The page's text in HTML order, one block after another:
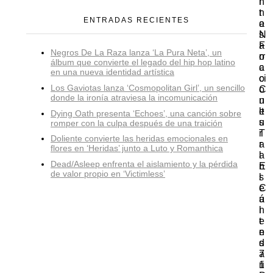
ENTRADAS RECIENTES
Negros De La Raza lanza ‘La Pura Neta’, un
álbum que convierte el legado del hip hop latino
en una nueva identidad artística
Los Gaviotas lanza ‘Cosmopolitan Girl’, un sencillo
donde la ironía atraviesa la incomunicación
Dying Oath presenta ‘Echoes’, una canción sobre
romper con la culpa después de una traición
Doliente convierte las heridas emocionales en
flores en ‘Heridas’ junto a Luto y Romanthica
Dead/Asleep enfrenta el aislamiento y la pérdida
de valor propio en ‘Victimless’
n
a
N
a
rr
a
ci
o
n
e
s
T
r
a
n
s
e
ú
n
t
e
s
7
1
t
e
s
F
o
c
o
C
u
lt
u
r
a
l
E
l
C
a
l
e
n
d
a
ri